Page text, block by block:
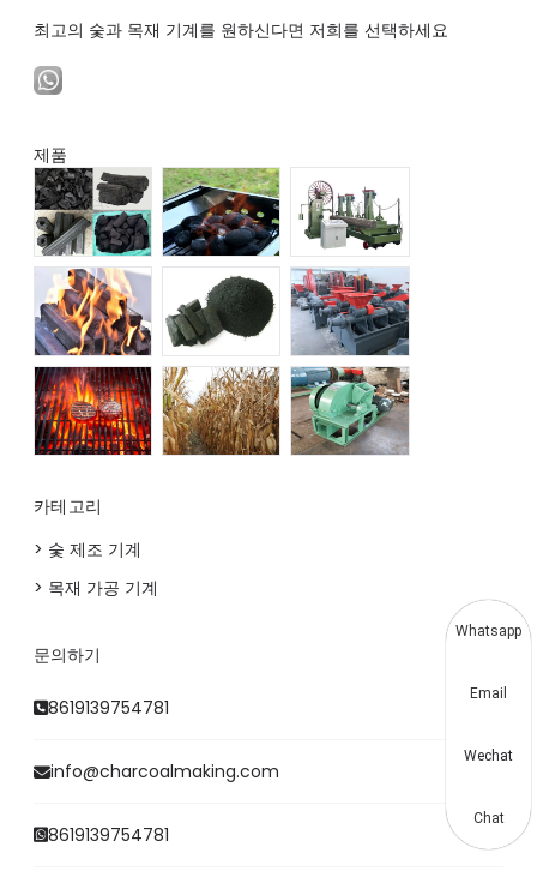
최고의 숯과 목재 기계를 원하신다면 저희를 선택하세요
제품
카테고리
> 숯 제조 기계
> 목재 가공 기계
문의하기
8619139754781
info@charcoalmaking.com
8619139754781
Whatsapp
Email
Wechat
Chat